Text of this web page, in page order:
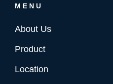
MENU
About Us
Product
Location